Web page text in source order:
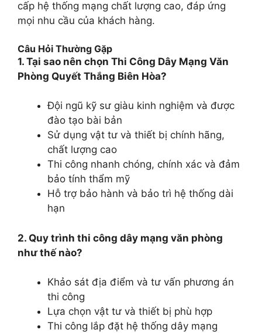
cấp hệ thống mạng chất lượng cao, đáp ứng
mọi nhu cầu của khách hàng.
Câu Hỏi Thường Gặp
1. Tại sao nên chọn Thi Công Dây Mạng Văn
Phòng Quyết Thắng Biên Hòa?
Đội ngũ kỹ sư giàu kinh nghiệm và được
đào tạo bài bản
Sử dụng vật tư và thiết bị chính hãng,
chất lượng cao
Thi công nhanh chóng, chính xác và đảm
bảo tính thẩm mỹ
Hỗ trợ bảo hành và bảo trì hệ thống dài
hạn
2. Quy trình thi công dây mạng văn phòng
như thế nào?
Khảo sát địa điểm và tư vấn phương án
thi công
Lựa chọn vật tư và thiết bị phù hợp
Thi công lắp đặt hệ thống dây mạng